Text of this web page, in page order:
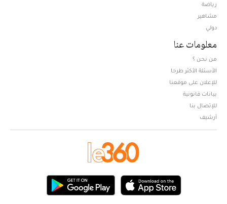
رياضة
مشاهير
دولي
معلومات عنا
من نحن ؟
الأسئلة الأكثر طرحا
للإعلان على موقعنا
بيانات قانونية
للإتصال بنا
أرشيف